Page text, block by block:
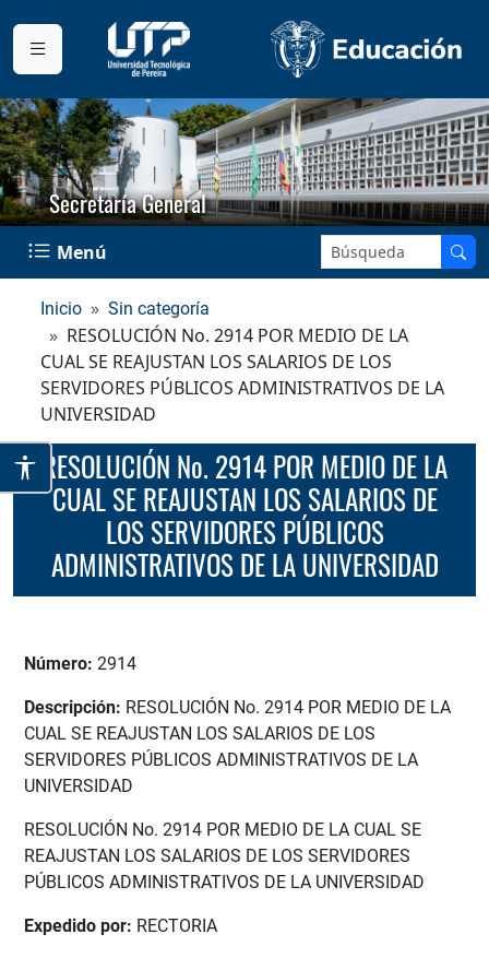
Secretaría General
Menú Buscar en el sitio:
Inicio Sin categoría
RESOLUCIÓN No. 2914 POR MEDIO DE LA
CUAL SE REAJUSTAN LOS SALARIOS DE LOS
SERVIDORES PÚBLICOS ADMINISTRATIVOS DE LA
UNIVERSIDAD
RESOLUCIÓN No. 2914 POR MEDIO DE LA
CUAL SE REAJUSTAN LOS SALARIOS DE
LOS SERVIDORES PÚBLICOS
ADMINISTRATIVOS DE LA UNIVERSIDAD
Número: 2914
Descripción: RESOLUCIÓN No. 2914 POR MEDIO DE LA
CUAL SE REAJUSTAN LOS SALARIOS DE LOS
SERVIDORES PÚBLICOS ADMINISTRATIVOS DE LA
UNIVERSIDAD
RESOLUCIÓN No. 2914 POR MEDIO DE LA CUAL SE
REAJUSTAN LOS SALARIOS DE LOS SERVIDORES
PÚBLICOS ADMINISTRATIVOS DE LA UNIVERSIDAD
Expedido por: RECTORIA